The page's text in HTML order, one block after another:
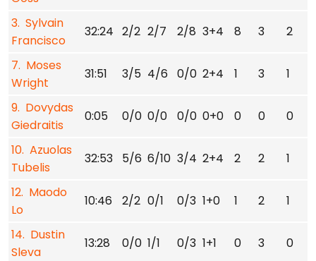
3. Sylvain
Francisco
32:24 2/2 2/7 2/8 3+4 8 3 2
7. Moses
Wright
31:51 3/5 4/6 0/0 2+4 1 3 1
9. Dovydas
Giedraitis
0:05 0/0 0/0 0/0 0+0 0 0 0
10. Azuolas
Tubelis
32:53 5/6 6/10 3/4 2+4 2 2 1
12. Maodo
Lo
10:46 2/2 0/1 0/3 1+0 1 2 1
14. Dustin
Sleva
13:28 0/0 1/1 0/3 1+1 0 3 0